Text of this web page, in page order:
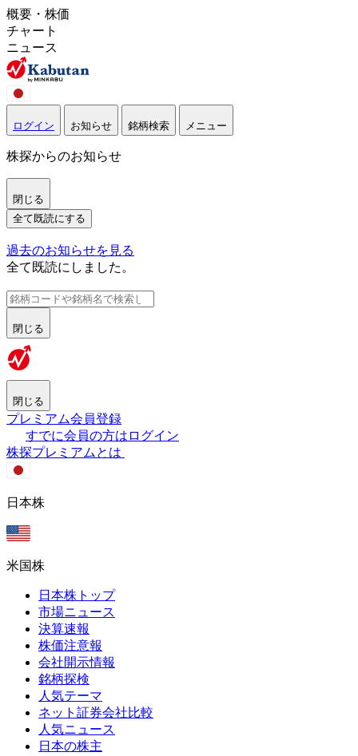
概要・株価
チャート
ニュース
ログイン お知らせ 銘柄検索 メニュー
株探からのお知らせ
閉じる
全て既読にする
過去のお知らせを見る
全て既読にしました。
閉じる
閉じる
プレミアム会員登録
すでに会員の方はログイン
株探プレミアムとは
日本株
米国株
日本株トップ
市場ニュース
決算速報
株価注意報
会社開示情報
銘柄探検
人気テーマ
ネット証券会社比較
人気ニュース
日本の株主